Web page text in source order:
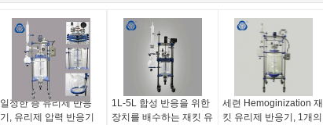
일정한 층 유리제 반응
기, 유리제 압력 반응기
1L-5L 합성 반응을 위한
장치를 배수하는 재킷 유
세련 Hemoginization 재
킷 유리제 반응기, 1개의